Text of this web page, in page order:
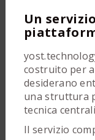
Un
costruito per
desiderano
una struttura
tecnica
Il servizio